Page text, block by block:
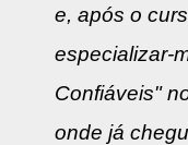
e, após o
especializar-
Confiáveis"
onde já